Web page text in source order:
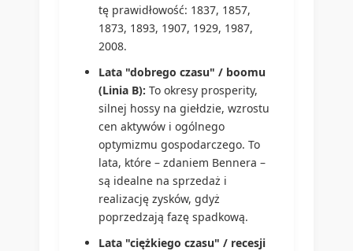
tę prawidłowość: 1837, 1857,
1873, 1893, 1907, 1929, 1987,
2008.
Lata "dobrego czasu" / boomu
(Linia B): To okresy prosperity,
silnej hossy na giełdzie, wzrostu
cen aktywów i ogólnego
optymizmu gospodarczego. To
lata, które – zdaniem Bennera –
są idealne na sprzedaż i
realizację zysków, gdyż
poprzedzają fazę spadkową.
Lata "ciężkiego czasu" / recesji